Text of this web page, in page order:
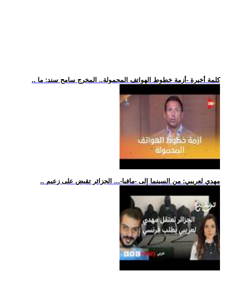
.. كلمة أخيرة -أزمة خطوط الهواتف المحمولة.. المخرج سامح سند: ما
.. مهدي لعريبي: من السينما إلى -مافيا-... الجزائر تقبض على زعيم